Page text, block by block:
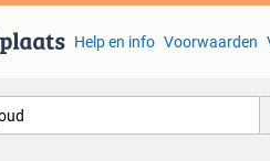
Help en info Voorwaarden